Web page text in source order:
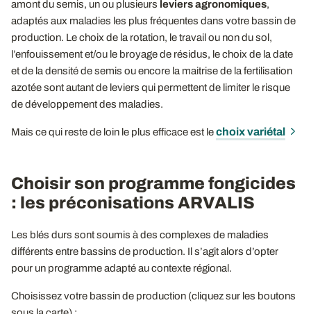
amont du semis, un ou plusieurs leviers agronomiques,
adaptés aux maladies les plus fréquentes dans votre bassin de
production. Le choix de la rotation, le travail ou non du sol,
l’enfouissement et/ou le broyage de résidus, le choix de la date
et de la densité de semis ou encore la maitrise de la fertilisation
azotée sont autant de leviers qui permettent de limiter le risque
de développement des maladies.
Mais ce qui reste de loin le plus efficace est lechoix variétal
Choisir son programme fongicides
: les préconisations ARVALIS
Les blés durs sont soumis à des complexes de maladies
différents entre bassins de production. Il s’agit alors d’opter
pour un programme adapté au contexte régional.
Choisissez votre bassin de production (cliquez sur les boutons